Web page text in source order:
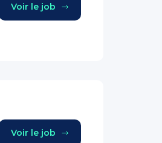
Voir le job
Voir le job